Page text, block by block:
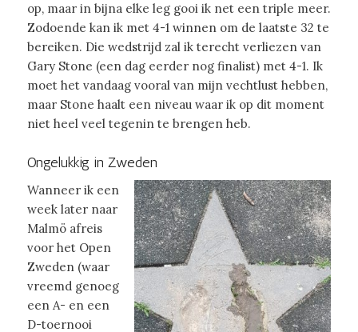
op, maar in bijna elke leg gooi ik net een triple meer.
Zodoende kan ik met 4-1 winnen om de laatste 32 te
bereiken. Die wedstrijd zal ik terecht verliezen van
Gary Stone (een dag eerder nog finalist) met 4-1. Ik
moet het vandaag vooral van mijn vechtlust hebben,
maar Stone haalt een niveau waar ik op dit moment
niet heel veel tegenin te brengen heb.
Ongelukkig in Zweden
Wanneer ik een
week later naar
Malmö afreis
voor het Open
Zweden (waar
vreemd genoeg
een A- en een
D-toernooi